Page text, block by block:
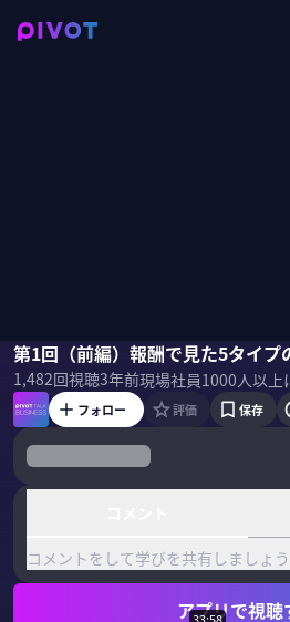
第1回（前編）報酬で見た5タイプ
1,482回視聴3年前
渡邉正裕佐々木紀彦
フォロー 評価 保存
コメントをして学びを共有しましょう
アプリで視聴
33:58